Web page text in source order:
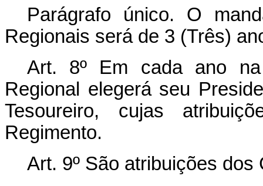
Parágrafo único. O
Regionais será de 3 (Três)
Art. 8º Em cada ano na
Regional elegerá seu
Tesoureiro, cujas
Regimento.
Art. 9º São atribuições